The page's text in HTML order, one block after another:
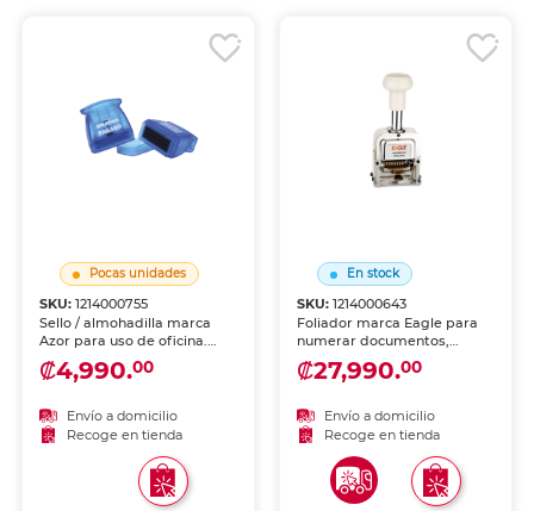
Pocas unidades
SKU:1214000755
Sello / almohadilla marca
Azor para uso de oficina.
Marcado limpio y nítido
sobre papel, ideal para
procesos administrativos.
₡4,990.00
Envío a domicilio
Recoge en tienda
En stock
SKU: 1214000643
Foliador marca Eagle para
numerar documentos,
comprobantes y
formularios. Mecanismo de
nítida.
₡27,990.00
Envío a domicilio
Recoge en tienda